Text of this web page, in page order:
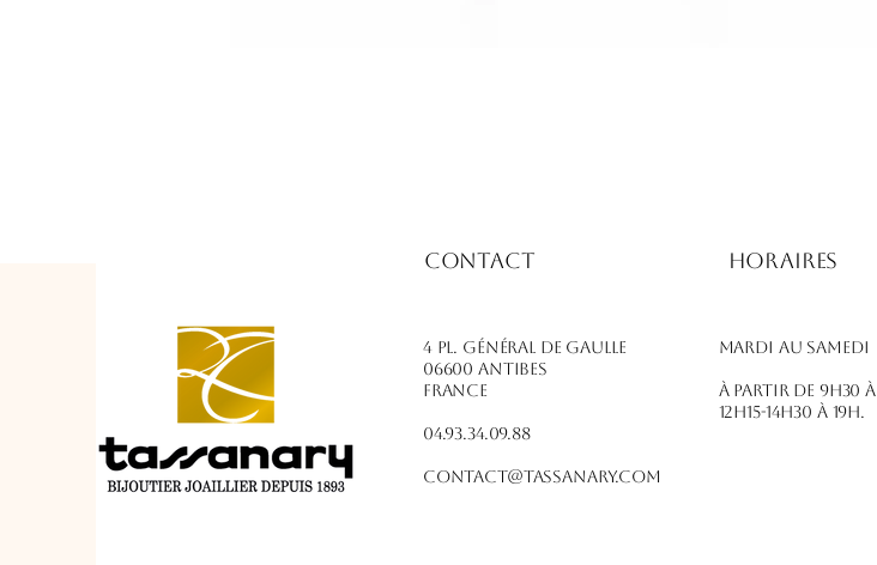
Contact
4 PL. Général de Gaulle
06600 Antibes
France
04.93.34.09.88
contact@tassanary.com
Horaires
Mardi au Samedi
À partir de 9h30 à
12h15-14h30 à 19h.